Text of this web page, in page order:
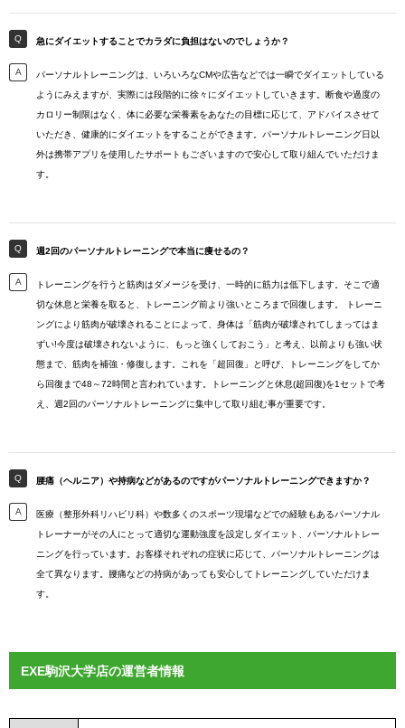
急にダイエットすることでカラダに負担はないのでしょうか？
パーソナルトレーニングは、いろいろなCMや広告などでは一瞬でダイエットしている
ようにみえますが、実際には段階的に徐々にダイエットしていきます。断食や過度の
カロリー制限はなく、体に必要な栄養素をあなたの目標に応じて、アドバイスさせて
いただき、健康的にダイエットをすることができます。パーソナルトレーニング日以
外は携帯アプリを使用したサポートもございますので安心して取り組んでいただけま
す。
週2回のパーソナルトレーニングで本当に痩せるの？
トレーニングを行うと筋肉はダメージを受け、一時的に筋力は低下します。そこで適
切な休息と栄養を取ると、トレーニング前より強いところまで回復します。 トレーニ
ングにより筋肉が破壊されることによって、身体は「筋肉が破壊されてしまってはま
ずい!今度は破壊されないように、もっと強くしておこう」と考え、以前よりも強い状
態まで、筋肉を補強・修復します。これを「超回復」と呼び、トレーニングをしてか
ら回復まで48～72時間と言われています。トレーニングと休息(超回復)を1セットで考
え、週2回のパーソナルトレーニングに集中して取り組む事が重要です。
腰痛（ヘルニア）や持病などがあるのですがパーソナルトレーニングできますか？
医療（整形外科リハビリ科）や数多くのスポーツ現場などでの経験もあるパーソナル
トレーナーがその人にとって適切な運動強度を設定しダイエット、パーソナルトレー
ニングを行っています。お客様それぞれの症状に応じて、パーソナルトレーニングは
全て異なります。腰痛などの持病があっても安心してトレーニングしていただけま
す。
EXE駒沢大学店の運営者情報